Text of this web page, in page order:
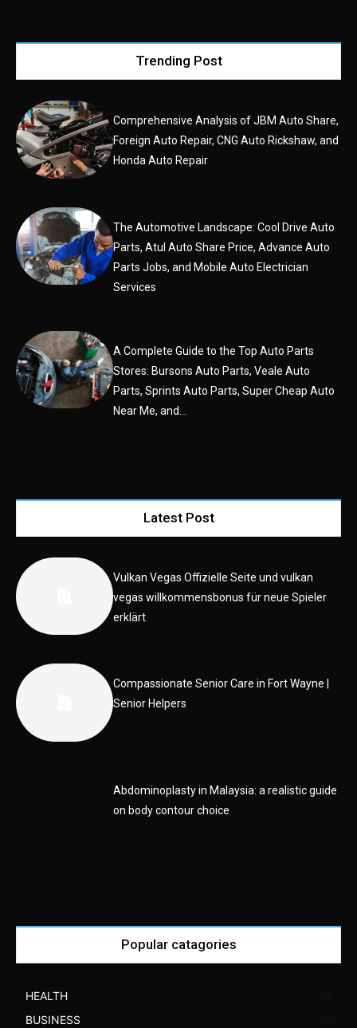
Trending Post
Comprehensive Analysis of JBM Auto Share,
Foreign Auto Repair, CNG Auto Rickshaw, and
Honda Auto Repair
The Automotive Landscape: Cool Drive Auto
Parts, Atul Auto Share Price, Advance Auto
Parts Jobs, and Mobile Auto Electrician
Services
A Complete Guide to the Top Auto Parts
Stores: Bursons Auto Parts, Veale Auto
Parts, Sprints Auto Parts, Super Cheap Auto
Near Me, and...
Latest Post
Vulkan Vegas Offizielle Seite und vulkan
vegas willkommensbonus für neue Spieler
erklärt
Compassionate Senior Care in Fort Wayne |
Senior Helpers
Abdominoplasty in Malaysia: a realistic guide
on body contour choice
Popular catagories
HEALTH
BUSINESS